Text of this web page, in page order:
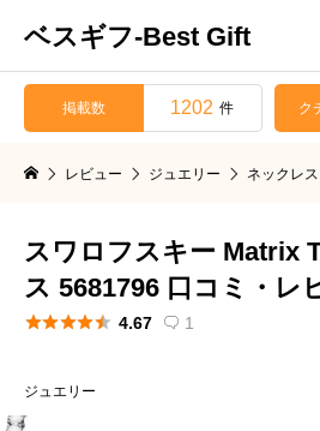
ベスギフ-Best Gift
掲載数 1202 件 ク
レビュー ジュエリー ネックレス
スワロフスキー Matrix
ス 5681796 口コミ・レ
 4.67  1
ジュエリー